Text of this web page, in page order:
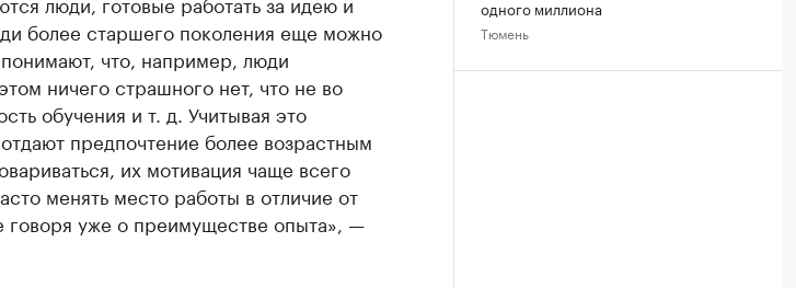
более старшего поколения еще можно
что, например, люди
ничего страшного нет, что не во
обучения и т. д. Учитывая это
предпочтение более возрастным
их мотивация чаще всего
менять место работы в отличие от
говоря уже о преимуществе опыта», —
одного миллиона
Тюмень